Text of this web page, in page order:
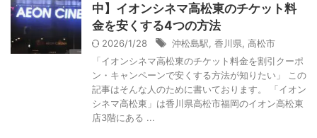
中】イオンシネマ高松東のチケット料
金を安くする4つの方法
2026/1/28 沖松島駅 香川県 高松市
「イオンシネマ高松東のチケット料金を割引クーポ
ン・キャンペーンで安くする方法が知りたい」 この
記事はそんな人のために書いております。 「イオン
シネマ高松東」は香川県高松市福岡のイオン高松東
店3階にある ...